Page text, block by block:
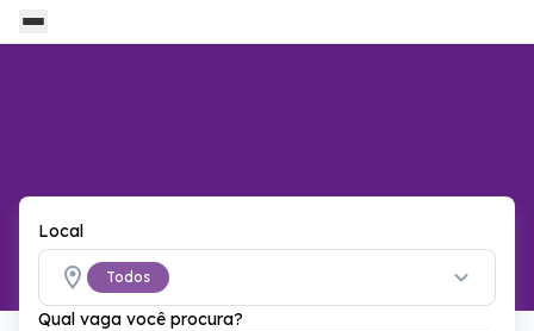
Local
Todos
Qual vaga você procura?